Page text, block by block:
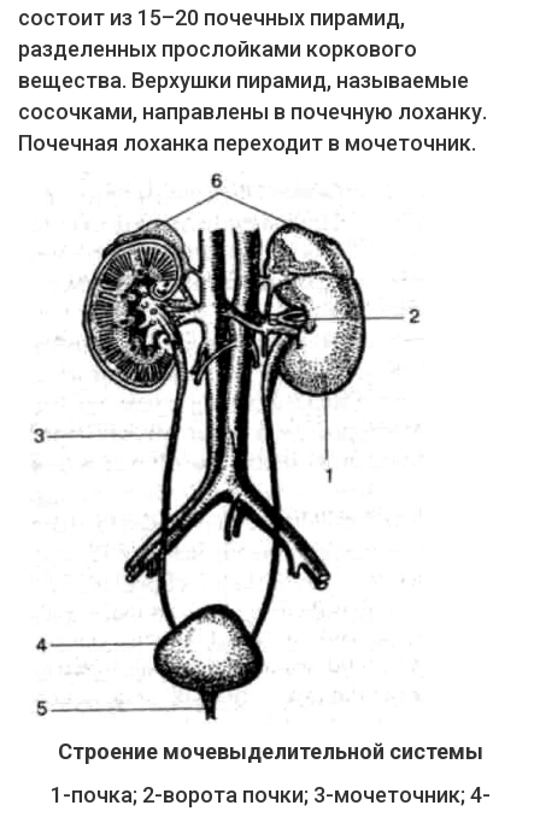
состоит из 15–20 почечных пирамид,
разделенных прослойками коркового
вещества. Верхушки пирамид, называемые
сосочками, направлены в почечную лоханку.
Почечная лоханка переходит в мочеточник.
Строение мочевыделительной системы
1-почка; 2-ворота почки; 3-мочеточник; 4-